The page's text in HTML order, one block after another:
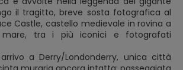
il tragitto, breve sosta fotografica al
Castle, castello medievale in rovina a
mare, tra i più iconici e fotografati
a Derry/Londonderry, unica città